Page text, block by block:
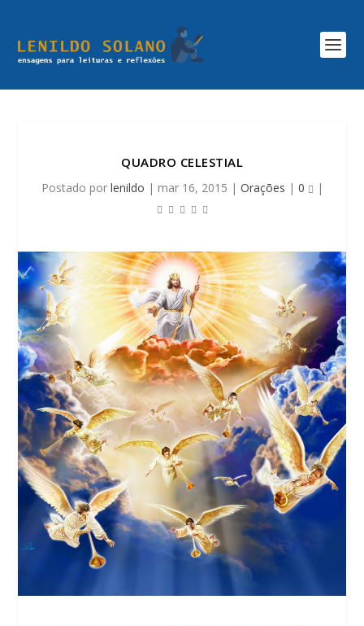
QUADRO CELESTIAL
Postado por lenildo | mar 16, 2015 | Orações | 0 |